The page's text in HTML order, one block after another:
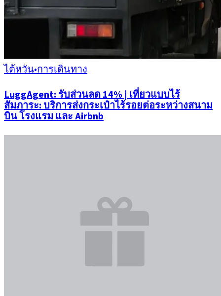
ไต้หวัน•การเดินทาง
LuggAgent: รับส่วนลด 14% | เที่ยวแบบไร้
สัมภาระ: บริการส่งกระเป๋าไร้รอยต่อระหว่างสนาม
บิน โรงแรม และ Airbnb